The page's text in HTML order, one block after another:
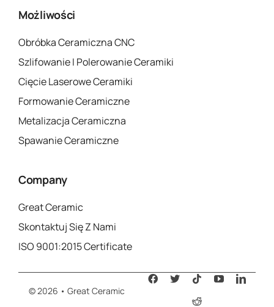
Możliwości
Obróbka Ceramiczna CNC
Szlifowanie I Polerowanie Ceramiki
Cięcie Laserowe Ceramiki
Formowanie Ceramiczne
Metalizacja Ceramiczna
Spawanie Ceramiczne
Company
Great Ceramic
Skontaktuj Się Z Nami
ISO 9001:2015 Certificate
© 2026 • Great Ceramic